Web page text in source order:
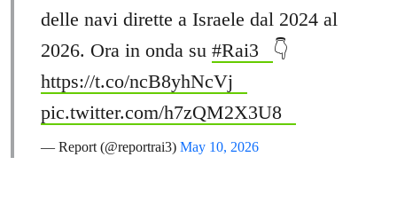
delle navi dirette a Israele dal 2024 al
2026. Ora in onda su #Rai3
👇
https://t.co/ncB8yhNcVj
pic.twitter.com/h7zQM2X3U8
— Report (@reportrai3) May 10, 2026